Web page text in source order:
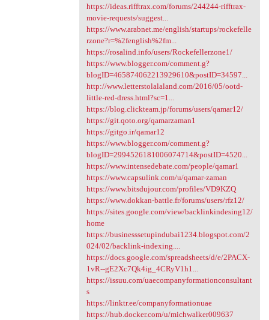
https://ideas.rifftrax.com/forums/244244-rifftrax-
movie-requests/suggest...
https://www.arabnet.me/english/startups/rockefelle
rzone?r=%2fenglish%2fm...
https://rosalind.info/users/Rockefellerzone1/
https://www.blogger.com/comment.g?
blogID=465874062213929610&postID=34597...
http://www.letterstolalaland.com/2016/05/ootd-
little-red-dress.html?sc=1...
https://blog.clickteam.jp/forums/users/qamar12/
https://git.qoto.org/qamarzaman1
https://gitgo.ir/qamar12
https://www.blogger.com/comment.g?
blogID=2994526181006074714&postID=4520...
https://www.intensedebate.com/people/qamar1
https://www.capsulink.com/u/qamar-zaman
https://www.bitsdujour.com/profiles/VD9KZQ
https://www.dokkan-battle.fr/forums/users/rfz12/
https://sites.google.com/view/backlinkindesing12/
home
https://businesssetupindubai1234.blogspot.com/2
024/02/backlink-indexing....
https://docs.google.com/spreadsheets/d/e/2PACX-
1vR--gE2Xc7Qk4ig_4CRyV1h1...
https://issuu.com/uaecompanyformationconsultant
s
https://linktr.ee/companyformationuae
https://hub.docker.com/u/michwalker009637